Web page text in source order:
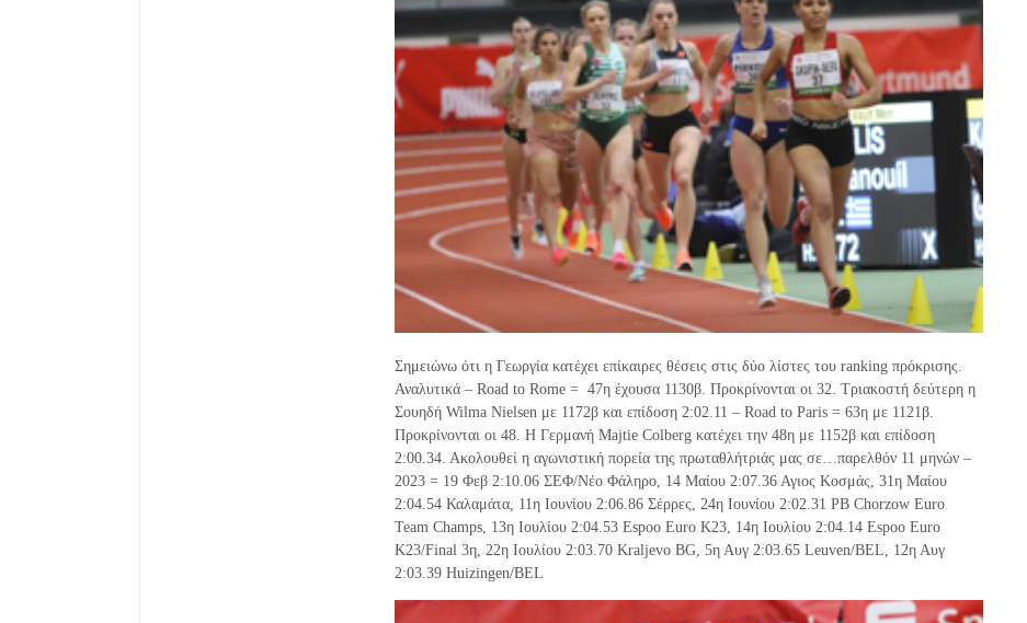
Σημειώνω ότι η Γεωργία κατέχει επίκαιρες θέσεις στις δύο λίστες του ranking πρόκρισης.
Αναλυτικά – Road to Rome = 47η έχουσα 1130β. Προκρίνονται οι 32. Τριακοστή δεύτερη η
Σουηδή Wilma Nielsen με 1172β και επίδοση 2:02.11 – Road to Paris = 63η με 1121β.
Προκρίνονται οι 48. Η Γερμανή Majtie Colberg κατέχει την 48η με 1152β και επίδοση
2:00.34. Ακολουθεί η αγωνιστική πορεία της πρωταθλήτριάς μας σε…παρελθόν 11 μηνών –
2023 = 19 Φεβ 2:10.06 ΣΕΦ/Νέο Φάληρο, 14 Μαίου 2:07.36 Αγιος Κοσμάς, 31η Μαίου
2:04.54 Καλαμάτα, 11η Ιουνίου 2:06.86 Σέρρες, 24η Ιουνίου 2:02.31 ΡΒ Chorzow Euro
Team Champs, 13η Ιουλίου 2:04.53 Espoo Euro K23, 14η Ιουλίου 2:04.14 Espoo Euro
K23/Final 3η, 22η Ιουλίου 2:03.70 Kraljevo BG, 5η Αυγ 2:03.65 Leuven/BEL, 12η Αυγ
2:03.39 Huizingen/BEL